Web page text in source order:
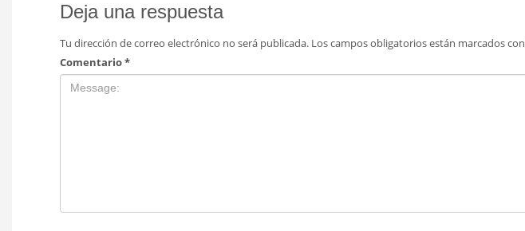
Deja una respuesta
Tu dirección de correo electrónico no será publicada. Los campos obligatorios están marcados con
Comentario*